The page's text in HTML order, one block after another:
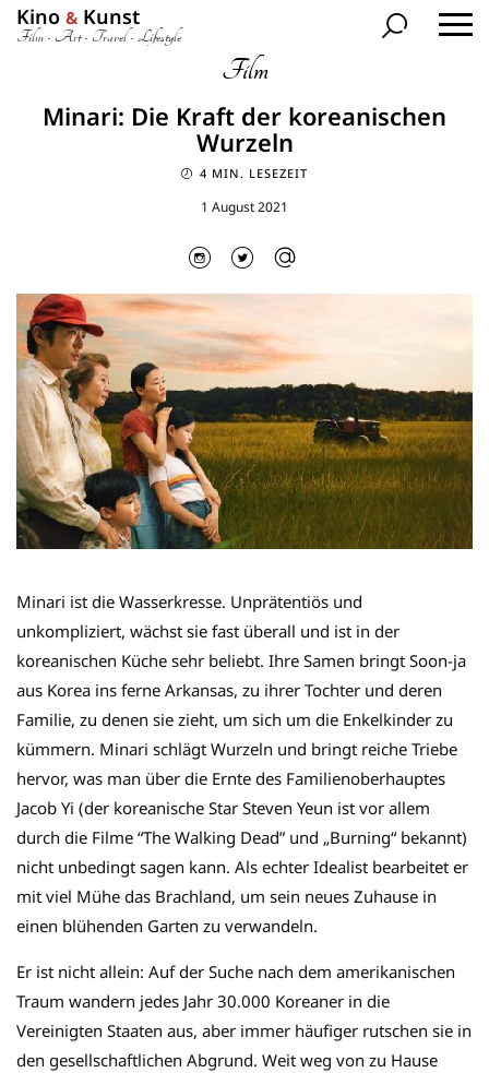
Kino & Kunst
Film • Art • Travel • Lifestyle
Film
Minari: Die Kraft der koreanischen
Wurzeln
4 MIN. LESEZEIT
1 August 2021
Minari ist die Wasserkresse. Unprätentiös und
unkompliziert, wächst sie fast überall und ist in der
koreanischen Küche sehr beliebt. Ihre Samen bringt Soon-ja
aus Korea ins ferne Arkansas, zu ihrer Tochter und deren
Familie, zu denen sie zieht, um sich um die Enkelkinder zu
kümmern. Minari schlägt Wurzeln und bringt reiche Triebe
hervor, was man über die Ernte des Familienoberhauptes
Jacob Yi (der koreanische Star Steven Yeun ist vor allem
durch die Filme “The Walking Dead” und „Burning“ bekannt)
nicht unbedingt sagen kann. Als echter Idealist bearbeitet er
mit viel Mühe das Brachland, um sein neues Zuhause in
einen blühenden Garten zu verwandeln.
Er ist nicht allein: Auf der Suche nach dem amerikanischen
Traum wandern jedes Jahr 30.000 Koreaner in die
Vereinigten Staaten aus, aber immer häufiger rutschen sie in
den gesellschaftlichen Abgrund. Weit weg von zu Hause